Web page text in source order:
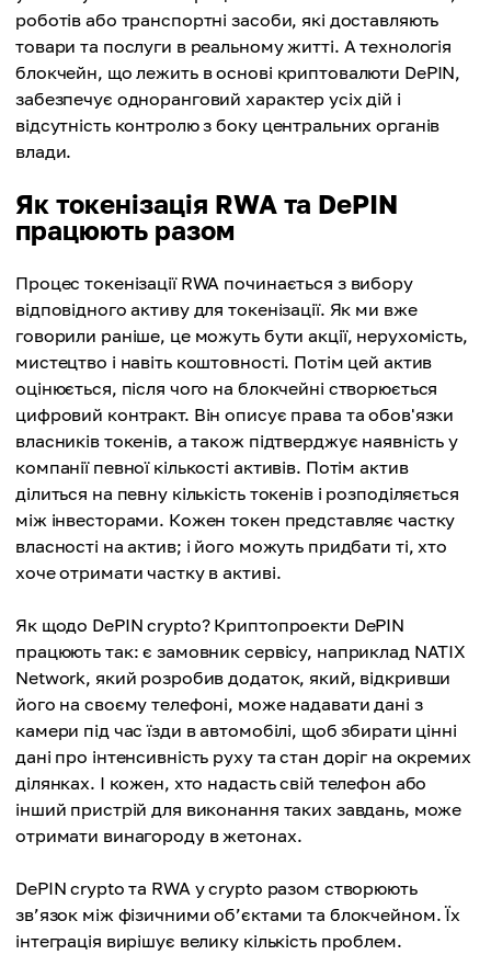
роботів або транспортні засоби, які доставляють
товари та послуги в реальному житті. А технологія
блокчейн, що лежить в основі криптовалюти DePIN,
забезпечує одноранговий характер усіх дій і
відсутність контролю з боку центральних органів
влади.
Як токенізація RWA та DePIN
працюють разом
Процес токенізації RWA починається з вибору
відповідного активу для токенізації. Як ми вже
говорили раніше, це можуть бути акції, нерухомість,
мистецтво і навіть коштовності. Потім цей актив
оцінюється, після чого на блокчейні створюється
цифровий контракт. Він описує права та обов'язки
власників токенів, а також підтверджує наявність у
компанії певної кількості активів. Потім актив
ділиться на певну кількість токенів і розподіляється
між інвесторами. Кожен токен представляє частку
власності на актив; і його можуть придбати ті, хто
хоче отримати частку в активі.
Як щодо DePIN crypto? Криптопроекти DePIN
працюють так: є замовник сервісу, наприклад NATIX
Network, який розробив додаток, який, відкривши
його на своєму телефоні, може надавати дані з
камери під час їзди в автомобілі, щоб збирати цінні
дані про інтенсивність руху та стан доріг на окремих
ділянках. І кожен, хто надасть свій телефон або
інший пристрій для виконання таких завдань, може
отримати винагороду в жетонах.
DePIN crypto та RWA у crypto разом створюють
зв’язок між фізичними об’єктами та блокчейном. Їх
інтеграція вирішує велику кількість проблем.